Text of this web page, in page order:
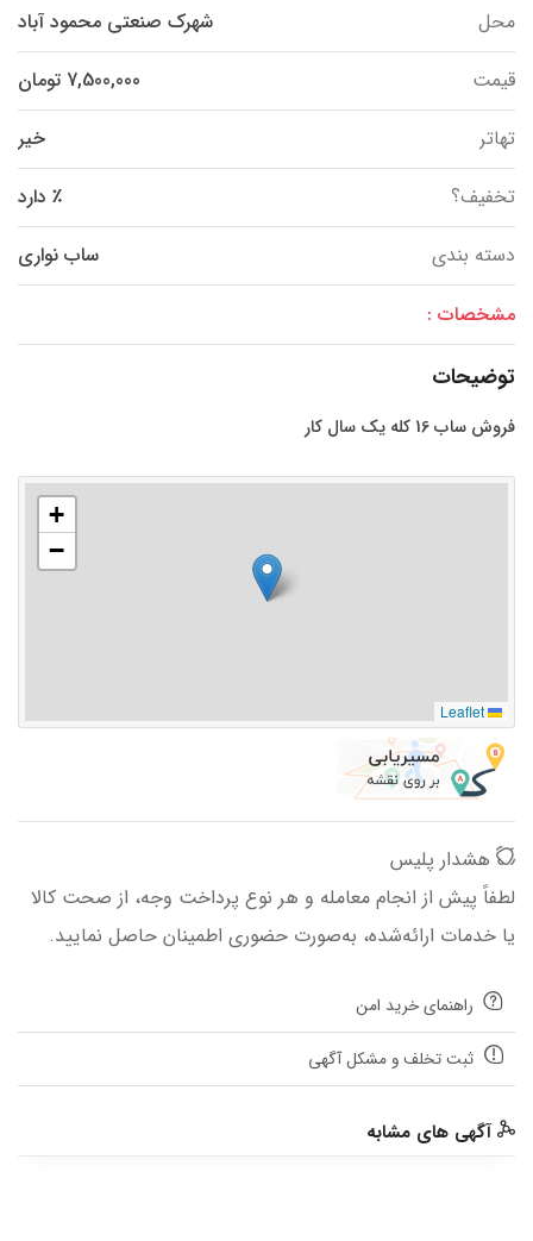
محل
شهرک صنعتی محمود آباد
قیمت
7,500,000 تومان
تهاتر
خیر
تخفیف؟
٪ دارد
دسته بندی
ساب نواری
مشخصات :
توضیحات
فروش ساب 16 کله یک سال کار
+
−
هشدار پلیس
لطفاً پیش از انجام معامله و هر نوع پرداخت وجه، از صحت کالا
یا خدمات ارائه‌شده، به‌صورت حضوری اطمینان حاصل نمایید.
راهنمای خرید امن
ثبت تخلف و مشکل آگهی
آگهی های مشابه